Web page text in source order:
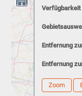
Verfügbarkeit
Entfernung
Entfernung
Zoom